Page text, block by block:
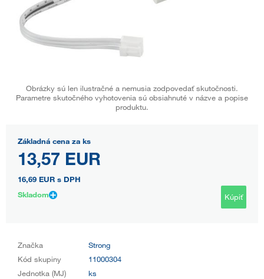
Obrázky sú len ilustračné a nemusia zodpovedať skutočnosti.
Parametre skutočného vyhotovenia sú obsiahnuté v názve a popise
produktu.
Základná cena za ks
13,57 EUR
16,69 EUR s DPH
Skladom
Kúpiť
Značka
Strong
Kód skupiny
11000304
Jednotka (MJ)
ks